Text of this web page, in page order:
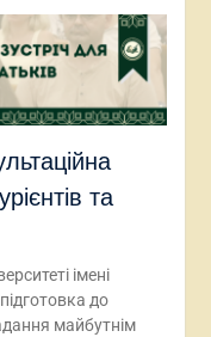
та
імені
до
майбутнім